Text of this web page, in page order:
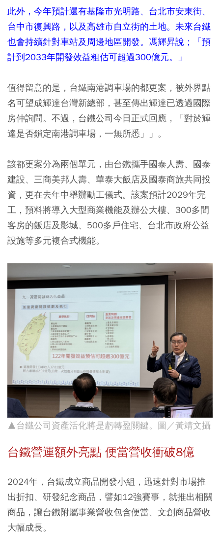
此外，今年預計還有基隆市光明路、台北市安東街、
台中市復興路，以及高雄市自立街的土地。未來台鐵
也會持續針對車站及周邊地區開發。馮輝昇說；「預
計到2033年開發效益粗估可超過300億元。」
值得留意的是，台鐵南港調車場的都更案，被外界點
名可望成輝達台灣新總部，甚至傳出輝達已透過國際
房仲詢問。不過，台鐵公司今日正式回應，「對於輝
達是否鎖定南港調車場，一無所悉」」。
該都更案分為兩個單元，由台鐵攜手國泰人壽、國泰
建設、三商美邦人壽、華泰大飯店及國泰商旅共同投
資，更在去年中舉辦動工儀式。該案預計2029年完
工，預料將導入大型商業機能及辦公大樓、300多間
客房的飯店及影城、500多戶住宅、台北市政府公益
設施等多元複合式機能。
▲台鐵公司資產活化將是虧轉盈關鍵。圖／黃靖文攝
台鐵營運額外亮點 便當營收衝破8億
2024年，台鐵成立商品開發小組，迅速針對市場推
出折扣、研發紀念商品，譬如12強賽事，就推出相關
商品，讓台鐵附屬事業營收包含便當、文創商品營收
大幅成長。